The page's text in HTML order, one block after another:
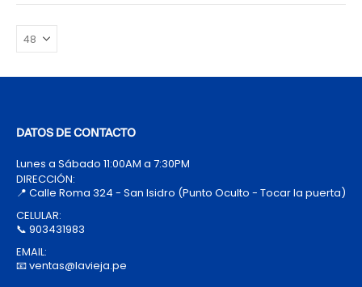
DATOS DE CONTACTO
Lunes a Sábado 11:00AM a 7:30PM
DIRECCIÓN:
📍 Calle Roma 324 - San Isidro (Punto Oculto - Tocar la puerta)
CELULAR:
📞 903431983
EMAIL:
📧 ventas@lavieja.pe